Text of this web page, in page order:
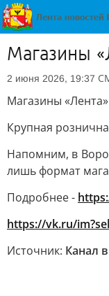
Магазины
2 июня 2026, 19:37
Магазины
Крупная
Напомним, в
лишь формат
Подробнее -
https://vk.ru/
Источник: Канал